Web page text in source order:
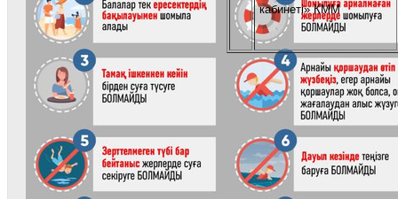
кабинеті» КММ